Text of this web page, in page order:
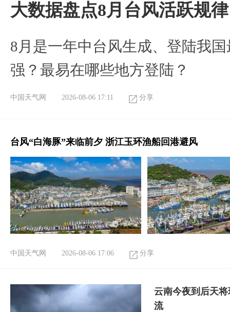
大数据盘点8月台风活跃规律
8月是一年中台风生成、登陆我
强？最易在哪些地方登陆？
中国天气网 2026-08-06 17:11 分享
台风“白海豚”来临前夕 浙江玉环渔船回港避风
中国天气网 2026-08-06 17:06 分享
云南今夜到后天
流